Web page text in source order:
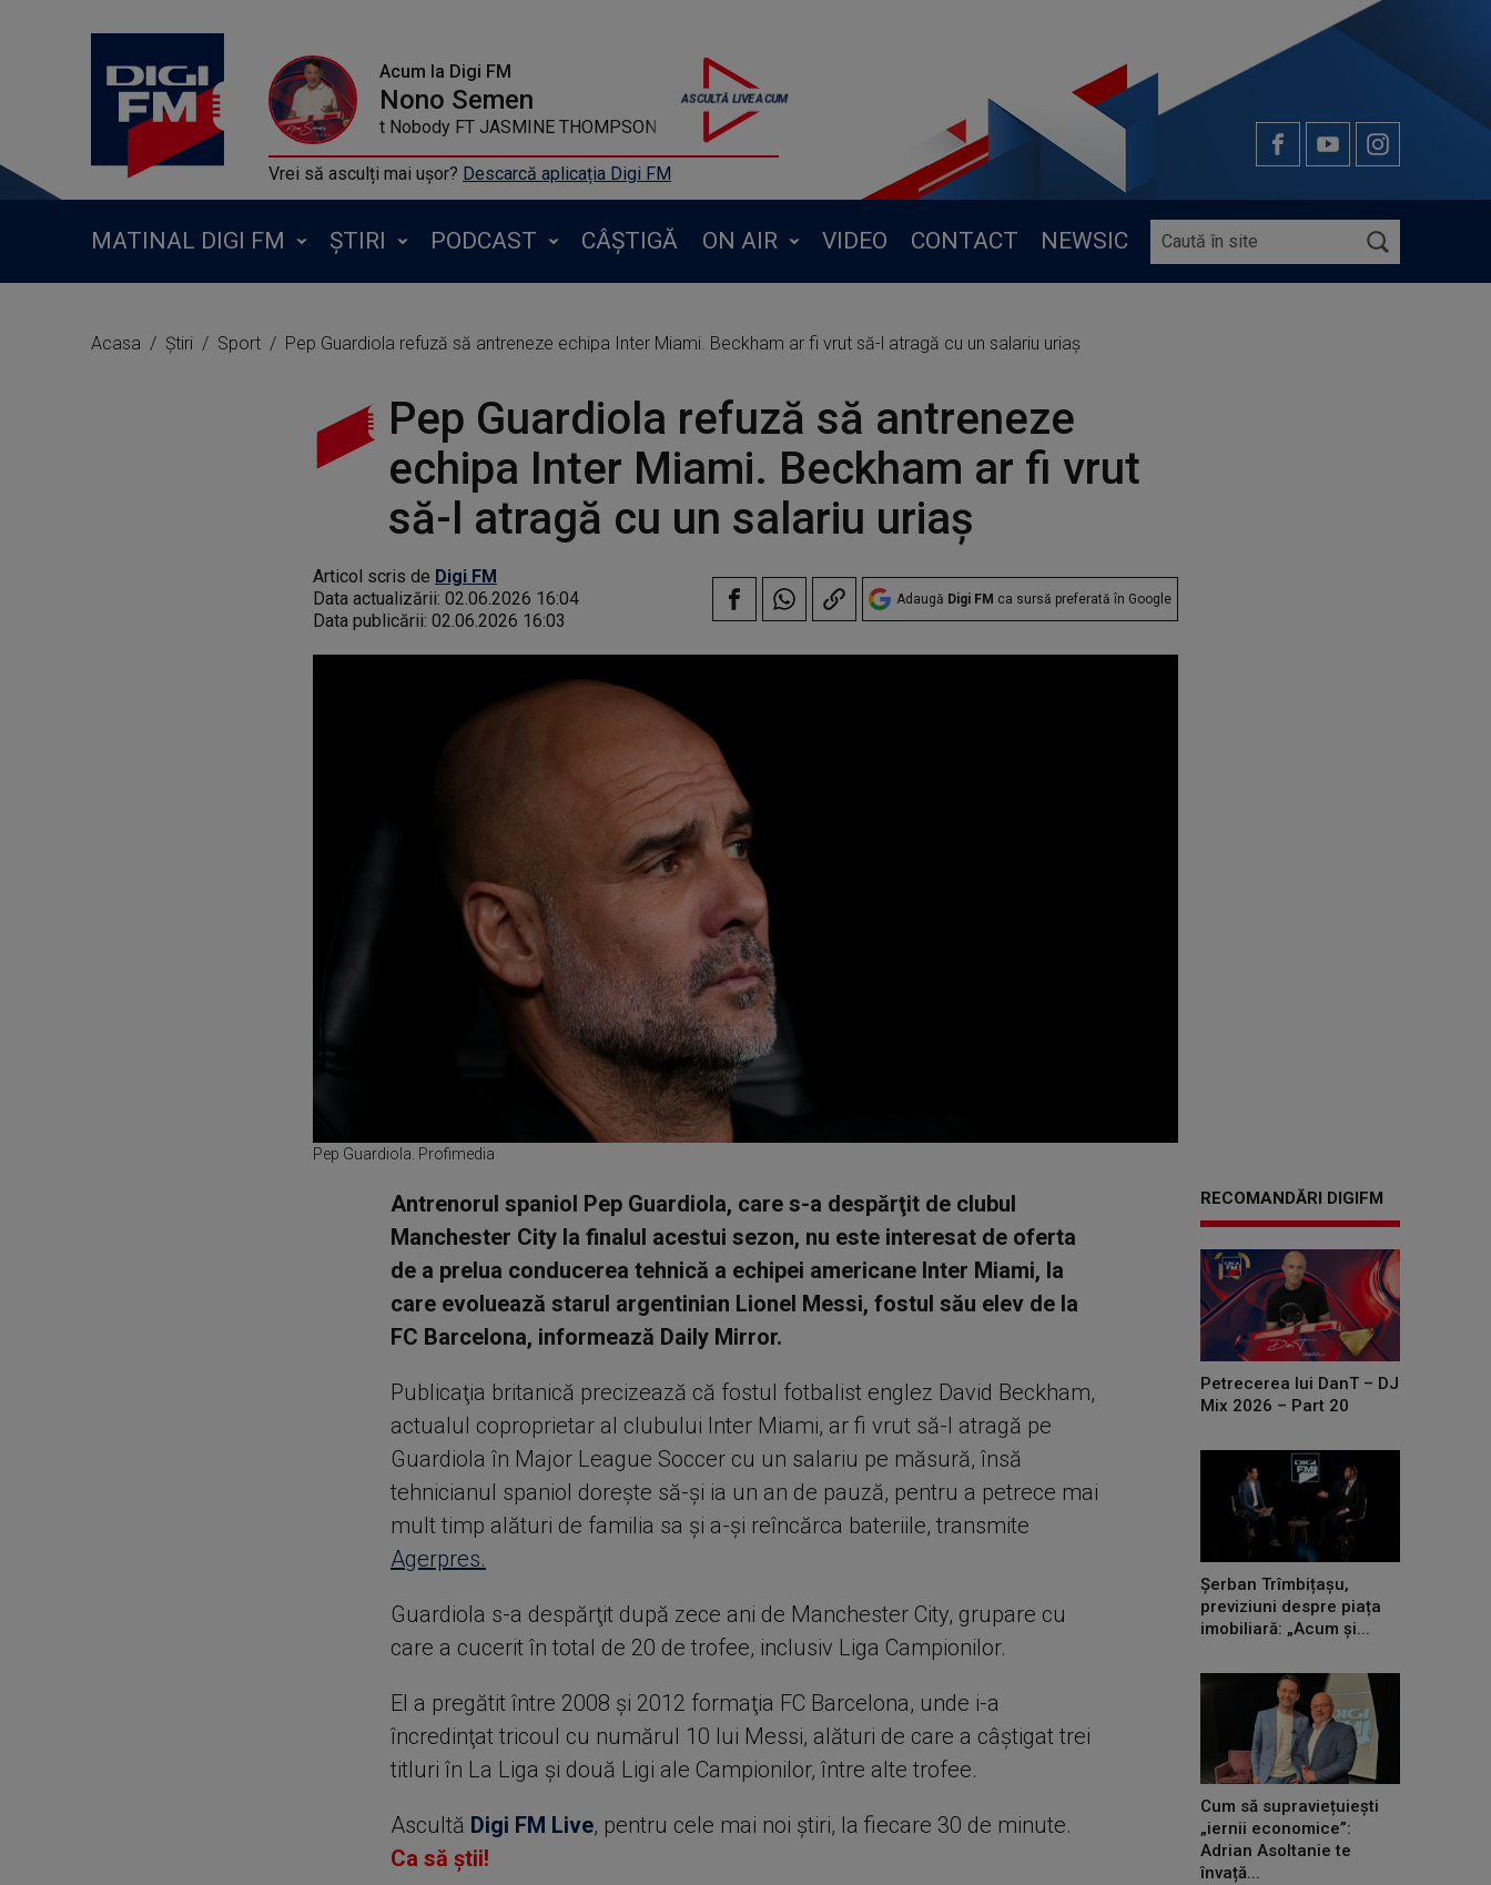
Acum la Digi FM
Nono Semen
FELIX JAEHN - Ain-t Nobody FT JASMINE THOMPSON
Vrei să asculți mai ușor? Descarcă aplicația Digi FM
MATINAL DIGI FM ȘTIRI PODCAST CÂȘTIGĂ ON AIR VIDEO CONTACT NEWSIC
Acasa Știri Sport Pep Guardiola refuză să antreneze echipa Inter Miami. Beckham ar fi vrut să-l atragă cu un salariu uriaș
Pep Guardiola refuză să antreneze
echipa Inter Miami. Beckham ar fi vrut
să-l atragă cu un salariu uriaș
Articol scris de Digi FM
Data actualizării: 02.06.2026 16:04
Data publicării: 02.06.2026 16:03
Adaugă Digi FM ca sursă preferată în Google
Pep Guardiola. Profimedia
Antrenorul spaniol Pep Guardiola, care s-a despărţit de clubul
Manchester City la finalul acestui sezon, nu este interesat de oferta
de a prelua conducerea tehnică a echipei americane Inter Miami, la
care evoluează starul argentinian Lionel Messi, fostul său elev de la
FC Barcelona, informează Daily Mirror.
Publicaţia britanică precizează că fostul fotbalist englez David Beckham,
actualul coproprietar al clubului Inter Miami, ar fi vrut să-l atragă pe
Guardiola în Major League Soccer cu un salariu pe măsură, însă
tehnicianul spaniol doreşte să-şi ia un an de pauză, pentru a petrece mai
mult timp alături de familia sa şi a-şi reîncărca bateriile, transmite
Agerpres.
Guardiola s-a despărţit după zece ani de Manchester City, grupare cu
care a cucerit în total de 20 de trofee, inclusiv Liga Campionilor.
El a pregătit între 2008 şi 2012 formaţia FC Barcelona, unde i-a
încredinţat tricoul cu numărul 10 lui Messi, alături de care a câştigat trei
titluri în La Liga şi două Ligi ale Campionilor, între alte trofee.
Ascultă Digi FM Live, pentru cele mai noi știri, la fiecare 30 de minute.
Ca să știi!
RECOMANDĂRI DIGIFM
Petrecerea lui DanT – DJ
Mix 2026 – Part 20
Șerban Trîmbițașu,
previziuni despre piața
imobiliară: „Acum și...
Cum să supraviețuiești
„iernii economice”:
Adrian Asoltanie te
învață...